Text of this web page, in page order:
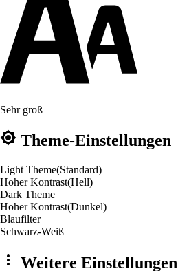
Sehr groß
Theme-Einstellungen
Light Theme(Standard)
Hoher Kontrast(Hell)
Dark Theme
Hoher Kontrast(Dunkel)
Blaufilter
Schwarz-Weiß
Weitere Einstellungen